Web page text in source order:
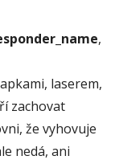
,
laserem,
zachovat
že vyhovuje
nedá, ani